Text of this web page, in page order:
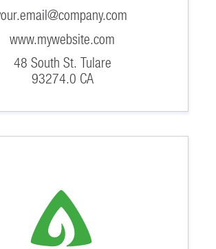
www.mywebsite.com
48 South St. Tulare
93274.0 CA